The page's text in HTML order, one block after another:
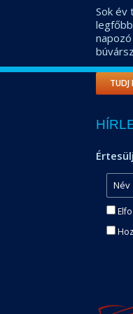
Sok év
TUDJ